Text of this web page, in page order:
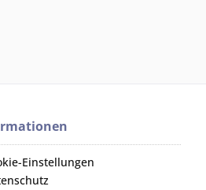
Einstellungen